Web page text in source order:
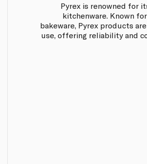
Pyrex is renowned for
kitchenware. Known
bakeware, Pyrex products
use, offering reliability and